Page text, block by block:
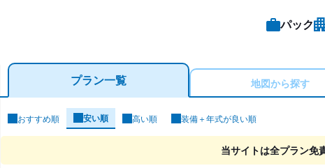
パック
プラン一覧 地図から探す
おすすめ順 安い順 高い順 装備＋年式が良い順
レンタカー検索結果
当サイトは全プラン免